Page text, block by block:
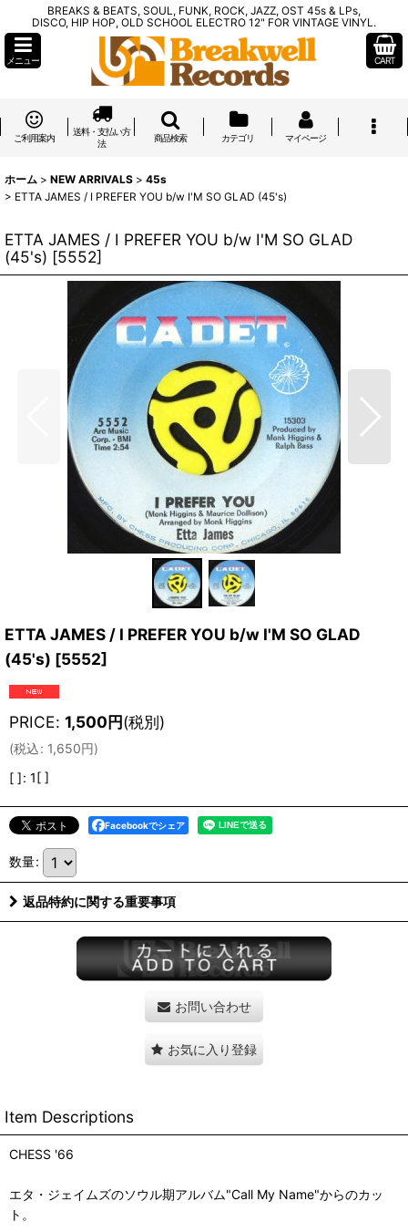
BREAKS & BEATS, SOUL, FUNK, ROCK, JAZZ, OST 45s & LPs,
DISCO, HIP HOP, OLD SCHOOL ELECTRO 12" FOR VINTAGE VINYL.
メニュー CART
ご利用案内
送料・支払い方
法
商品検索 カテゴリ マイページ
ホーム > NEW ARRIVALS > 45s
> ETTA JAMES / I PREFER YOU b/w I'M SO GLAD (45's)
ETTA JAMES / I PREFER YOU b/w I'M SO GLAD
(45's) [5552]
ETTA JAMES / I PREFER YOU b/w I'M SO GLAD
(45's) [5552]
PRICE: 1,500円(税別)
(税込: 1,650円)
[ ]: 1[ ]
Facebookでシェア
数量:
返品特約に関する重要事項
お問い合わせ
お気に入り登録
Item Descriptions
CHESS '66
エタ・ジェイムズのソウル期アルバム"Call My Name"からのカッ
ト。